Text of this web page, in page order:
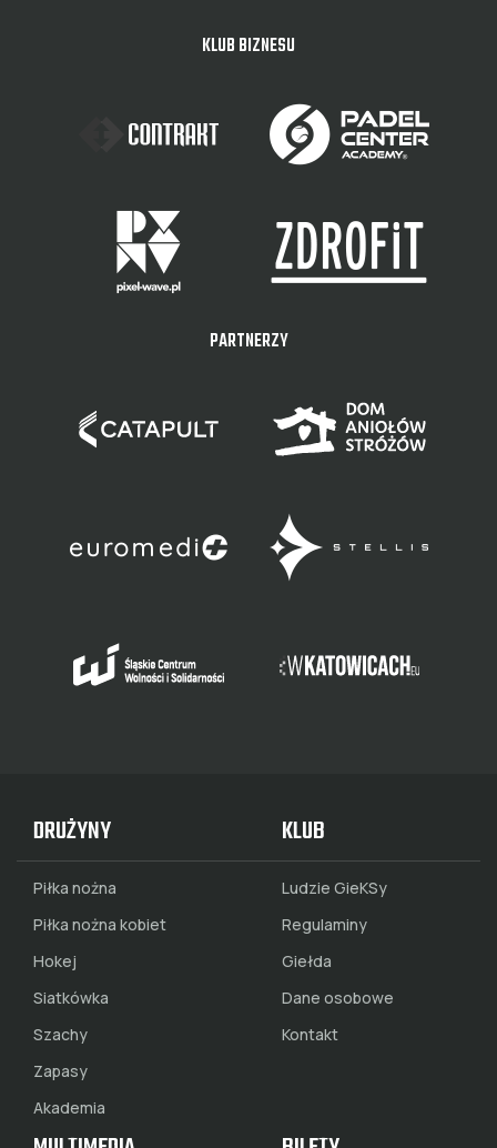
KLUB BIZNESU
PARTNERZY
DRUŻYNY
Piłka nożna
Piłka nożna kobiet
Hokej
Siatkówka
Szachy
Zapasy
Akademia
KLUB
Ludzie GieKSy
Regulaminy
Giełda
Dane osobowe
Kontakt